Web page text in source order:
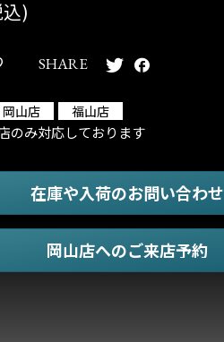
)
SHARE
岡山店 福山店
のみ対応しております
在庫や入荷のお問い合わせ